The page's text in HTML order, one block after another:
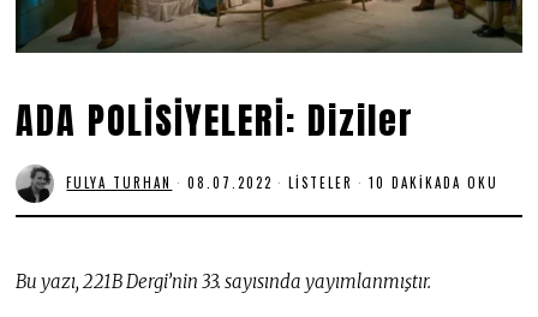
ADA POLİSİYELERİ: Diziler
FULYA TURHAN 08.07.2022 0
.
2
LISTELER 10 DAKIKADA OKU
Bu yazı, 221B Dergi’nin 33. sayısında yayımlanmıştır.